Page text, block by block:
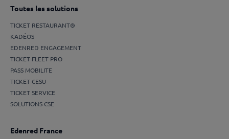
Toutes les solutions
TICKET RESTAURANT®
KADÉOS
EDENRED ENGAGEMENT
TICKET FLEET PRO
PASS MOBILITE
TICKET CESU
TICKET SERVICE
SOLUTIONS CSE
Edenred France